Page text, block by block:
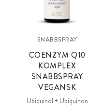
SNABBSPRAY
COENZYM Q10
KOMPLEX
SNABBSPRAY
VEGANSK
Ubiquinol + Ubiquinon